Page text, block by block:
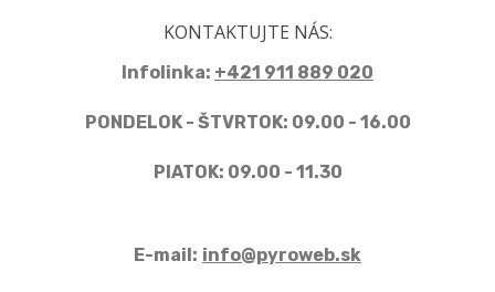
KONTAKTUJTE NÁS:
Infolinka: +421 911 889 020
PONDELOK - ŠTVRTOK: 09.00 - 16.00
PIATOK: 09.00 - 11.30
E-mail: info@pyroweb.sk